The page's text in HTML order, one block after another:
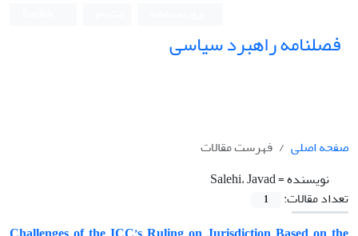
فصلنامه راهبرد سیاسی
صفحه اصلی
فهرست مقالات
نویسنده =Salehi، Javad
تعداد مقالات:
1